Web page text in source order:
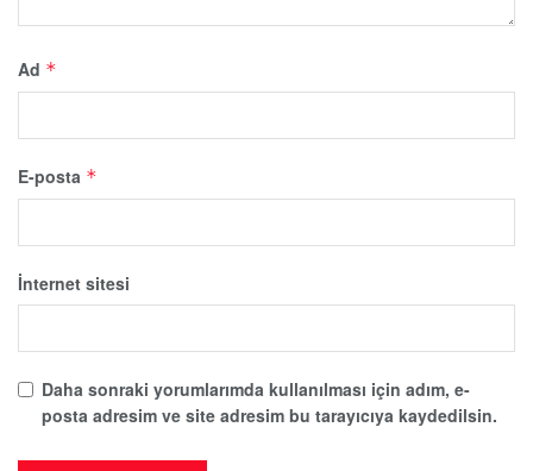
Ad *
E-posta *
İnternet sitesi
Daha sonraki yorumlarımda kullanılması için adım, e-
posta adresim ve site adresim bu tarayıcıya kaydedilsin.